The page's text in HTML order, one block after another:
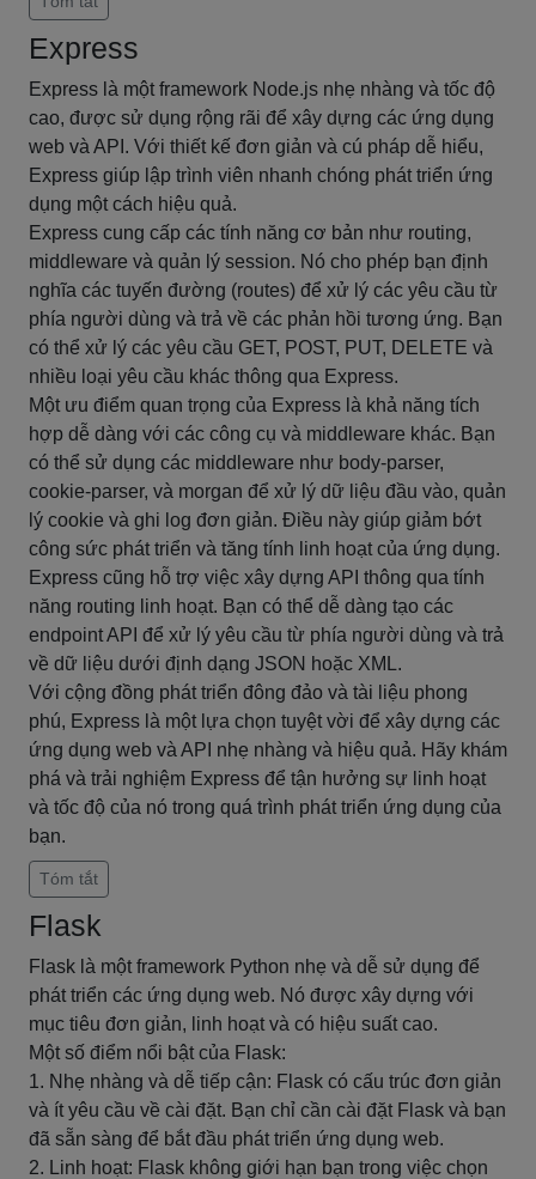
Express
Express là một framework Node.js nhẹ nhàng và tốc độ
cao, được sử dụng rộng rãi để xây dựng các ứng dụng
web và API. Với thiết kế đơn giản và cú pháp dễ hiểu,
Express giúp lập trình viên nhanh chóng phát triển ứng
dụng một cách hiệu quả.
Express cung cấp các tính năng cơ bản như routing,
middleware và quản lý session. Nó cho phép bạn định
nghĩa các tuyến đường (routes) để xử lý các yêu cầu từ
phía người dùng và trả về các phản hồi tương ứng. Bạn
có thể xử lý các yêu cầu GET, POST, PUT, DELETE và
nhiều loại yêu cầu khác thông qua Express.
Một ưu điểm quan trọng của Express là khả năng tích
hợp dễ dàng với các công cụ và middleware khác. Bạn
có thể sử dụng các middleware như body-parser,
cookie-parser, và morgan để xử lý dữ liệu đầu vào, quản
lý cookie và ghi log đơn giản. Điều này giúp giảm bớt
công sức phát triển và tăng tính linh hoạt của ứng dụng.
Express cũng hỗ trợ việc xây dựng API thông qua tính
năng routing linh hoạt. Bạn có thể dễ dàng tạo các
endpoint API để xử lý yêu cầu từ phía người dùng và trả
về dữ liệu dưới định dạng JSON hoặc XML.
Với cộng đồng phát triển đông đảo và tài liệu phong
phú, Express là một lựa chọn tuyệt vời để xây dựng các
ứng dụng web và API nhẹ nhàng và hiệu quả. Hãy khám
phá và trải nghiệm Express để tận hưởng sự linh hoạt
và tốc độ của nó trong quá trình phát triển ứng dụng của
bạn.
Tóm tắt
Flask
Flask là một framework Python nhẹ và dễ sử dụng để
phát triển các ứng dụng web. Nó được xây dựng với
mục tiêu đơn giản, linh hoạt và có hiệu suất cao.
Một số điểm nổi bật của Flask:
1. Nhẹ nhàng và dễ tiếp cận: Flask có cấu trúc đơn giản
và ít yêu cầu về cài đặt. Bạn chỉ cần cài đặt Flask và bạn
đã sẵn sàng để bắt đầu phát triển ứng dụng web.
2. Linh hoạt: Flask không giới hạn bạn trong việc chọn